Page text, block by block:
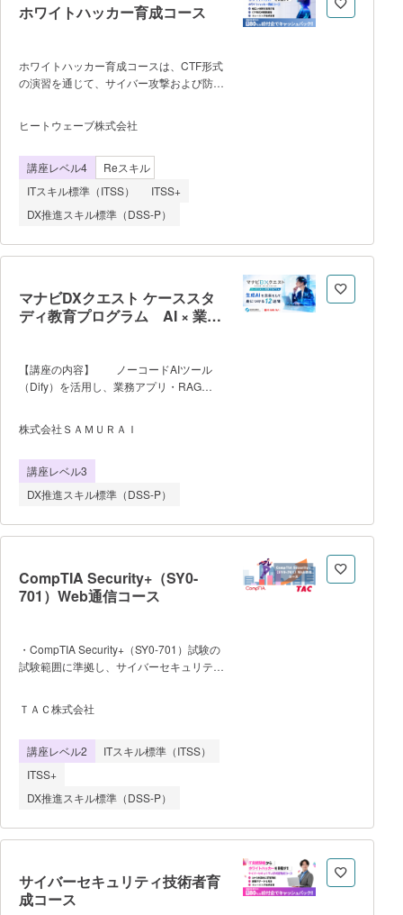
ャ設計等、実践的なクラウドに関する知識
を得ていただける内容になっていま
習する」よりお申し込みください。
ホワイトハッカー育成コース
ホワイトハッカー育成コースは、CTF形式
の演習を通じて、サイバー攻撃および防御
グラムです。 セキュリティの主要分野
を毎月テーマ別にハンズオンで学習し、1
ルを高めていきます。 年齢制限はな
く、学生から社会人まで幅広く受講できま
す。 ■カリキュラム概要（12ヶ月
ロードマップ） ・ネットワークの基
パケット解析 ・Webの仕組み、ディレ
ーサル、XSS、JavaScript、セッションハ
イジャック、SQLインジェクションの脆弱
性とSQLMapの使い方 ・バイナリ解析
ュ関数 ・レジストリ、イベントログ解
析、メモリフォレンジックス、ディスクフ
説、ポートスキャン）、CVE情報取得/侵
験、防御演習（Firewall、IDS、IPS、
CDN、対Backdoor） ・パケットキャ
プ
ヒートウェーブ株式会社
講座レベル4
Reスキル
ITスキル標準（ITSS）
ITSS+
DX推進スキル標準（DSS-P）
マナビDXクエスト ケーススタ
ディ教育プログラム AI × 業務
【講座の内容】 ノーコードAIツール
（Dify）を活用し、業務アプリ・RAG
で実践的に習得する。 【プログラ
ムの流れ】 Week1〜5：生成AI基礎・
Week6〜9：実業務データを題材にアプ
リ・Bot構築（ケーススタディ）
Week10〜12：成果発表・相互レビュー・
最終Demo Day（10/17） 【到達
目標】 ・Difyを用いた業務アプリ・
題の要件定義から実装・提案資料作成まで
一気通貫で対応できる ・動作するプロ
トタイプと導入提案資料を成果物として完
事項】 ・受講料：22,000円（税込）
／高校生・高専生は無料（選考制・先着
100名） ・完全オンライン実施（週1
間） ・定員500名・先着順
株式会社ＳＡＭＵＲＡＩ
講座レベル3
DX推進スキル標準（DSS-P）
CompTIA Security+（SY0-
701）Web通信コース
・CompTIA Security+（SY0-701）試験の
試験範囲に準拠し、サイバーセキュリティ
までを体系的に学習できる講座です。ネッ
トワーク保護、脅威検知、データ保護な
を習得でき、実務を見据えたスキル習得が
できるよう構成されています。 ・
ーニングで受講が可能です。 ・受
トのログイン可能期間（10か月以上）と
さい。 ・学習項目／学習の流れは
以下の通りです。 0.CompTIA
Security+（SY0-701）ガイダンス 1.
ＴＡＣ株式会社
講座レベル2
ITスキル標準（ITSS）
ITSS+
DX推進スキル標準（DSS-P）
サイバーセキュリティ技術者育
成コース